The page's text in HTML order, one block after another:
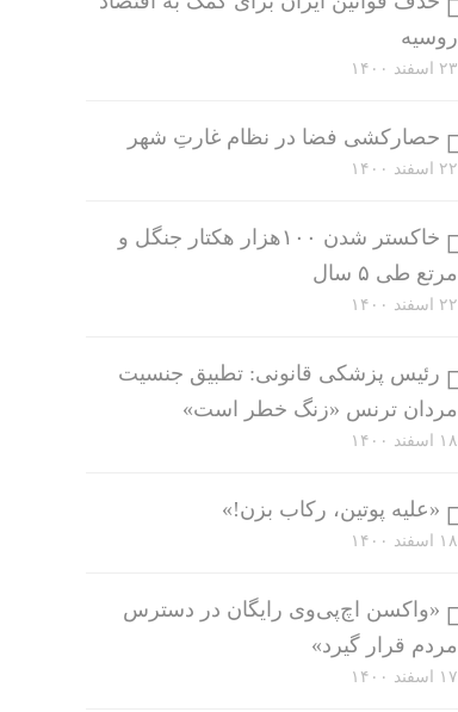
روسیه
۲۳ اسفند ۱۴۰۰
حصارکشی فضا در نظام غارتِ شهر
۲۲ اسفند ۱۴۰۰
خاکستر شدن ۱۰۰هزار هکتار جنگل و
مرتع طی ۵ سال
۲۲ اسفند ۱۴۰۰
رئیس پزشکی قانونی: تطبیق جنسیت
مردان ترنس «زنگ خطر است»
۱۸ اسفند ۱۴۰۰
«علیه پوتین، رکاب بزن!»
۱۸ اسفند ۱۴۰۰
«واکسن اچ‌پی‌وی رایگان در دسترس
مردم قرار گیرد»
۱۷ اسفند ۱۴۰۰